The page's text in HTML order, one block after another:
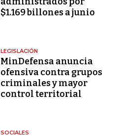
$1.169 billones a junio
LEGISLACIÓN
MinDefensa anuncia
ofensiva contra grupos
criminales y mayor
control territorial
SOCIALES